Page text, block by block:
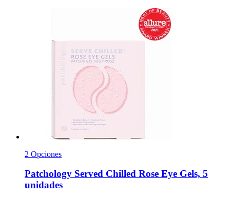
2 Opciones
Patchology Served Chilled Rose Eye Gels, 5
unidades